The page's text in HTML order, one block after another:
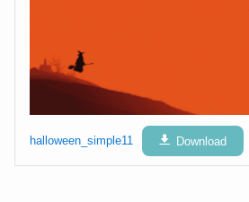
halloween_simple11 Download